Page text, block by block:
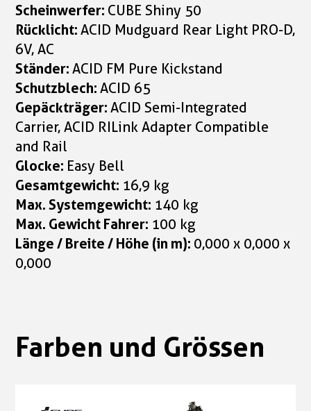
Scheinwerfer: CUBE Shiny 50
Rücklicht:ACID Mudguard Rear Light PRO-D,
6V, AC
Ständer:ACID FM Pure Kickstand
Schutzblech:ACID 65
Gepäckträger:ACID Semi-Integrated
Carrier, ACID RILink Adapter Compatible
and Rail
Glocke: Easy Bell
Gesamtgewicht: 16,9 kg
Max. Systemgewicht: 140 kg
Max. Gewicht Fahrer: 100 kg
Länge / Breite / Höhe (in m): 0,000 x 0,000 x
0,000
Farben und Grössen